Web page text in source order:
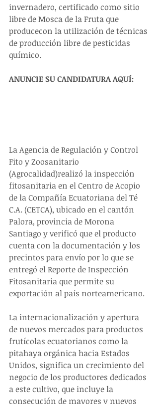
invernadero, certificado como sitio
libre de Mosca de la Fruta que
producecon la utilización de técnicas
de producción libre de pesticidas
químico.
ANUNCIE SU CANDIDATURA AQUÍ:
La Agencia de Regulación y Control
Fito y Zoosanitario
(Agrocalidad)realizó la inspección
fitosanitaria en el Centro de Acopio
de la Compañía Ecuatoriana del Té
C.A. (CETCA), ubicado en el cantón
Palora, provincia de Morona
Santiago y verificó que el producto
cuenta con la documentación y los
precintos para envío por lo que se
entregó el Reporte de Inspección
Fitosanitaria que permite su
exportación al país norteamericano.
La internacionalización y apertura
de nuevos mercados para productos
frutícolas ecuatorianos como la
pitahaya orgánica hacia Estados
Unidos, significa un crecimiento del
negocio de los productores dedicados
a este cultivo, que incluye la
consecución de mayores y nuevos